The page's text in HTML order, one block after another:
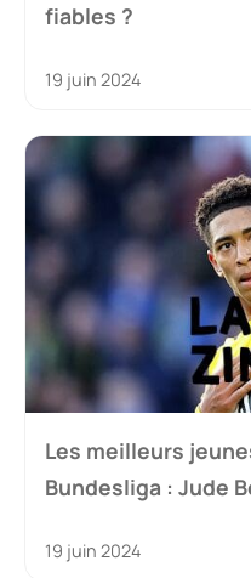
fiables ?
19 juin 2024
Les meilleurs
Bundesliga : Jude
19 juin 2024